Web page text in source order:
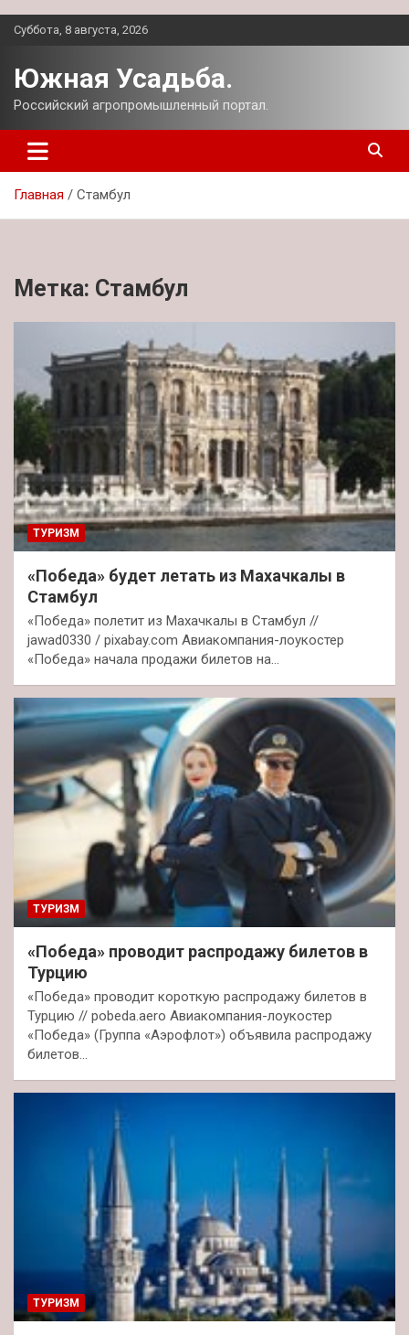
Перейти
Суббота, 8 августа, 2026
Южная Усадьба.
Российский агропромышленный портал.
Главная Стамбул
Метка: Стамбул
ТУРИЗМ
«Победа» будет летать из Махачкалы в
Стамбул
«Победа» полетит из Махачкалы в Стамбул //
jawad0330 / pixabay.com Авиакомпания-лоукостер
«Победа» начала продажи билетов на…
ТУРИЗМ
«Победа» проводит распродажу билетов в
Турцию
«Победа» проводит короткую распродажу билетов в
Турцию // pobeda.aero Авиакомпания-лоукостер
«Победа» (Группа «Аэрофлот») объявила распродажу
билетов…
ТУРИЗМ